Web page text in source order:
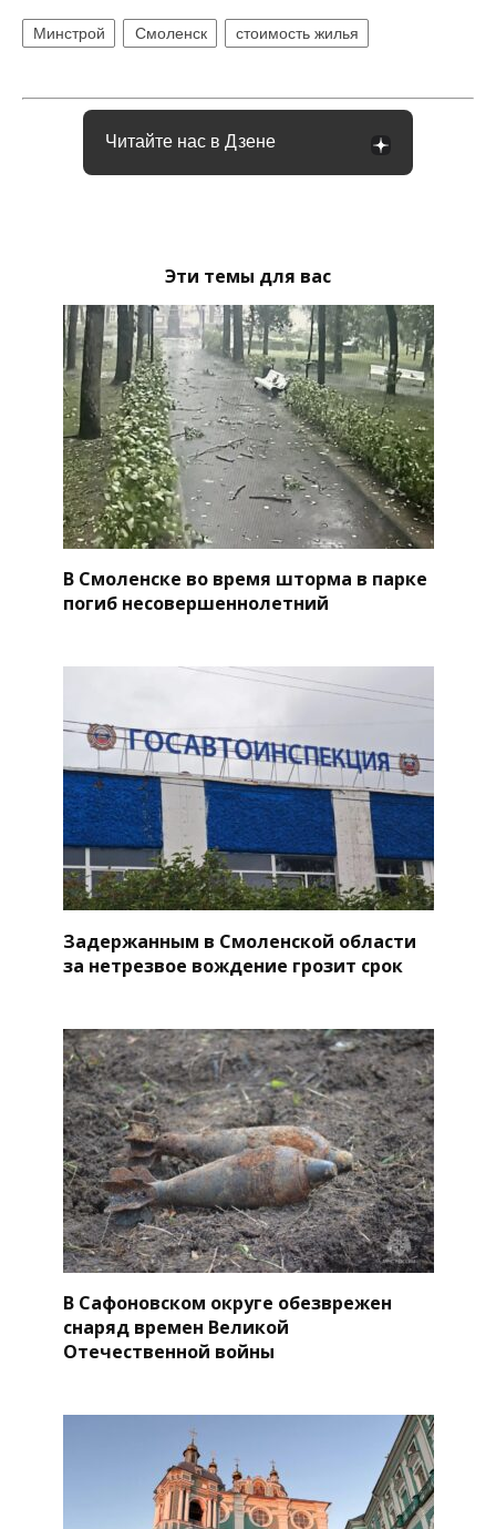
Минстрой Смоленск стоимость жилья
Читайте нас в Дзене
Эти темы для вас
В Смоленске во время шторма в парке
погиб несовершеннолетний
Задержанным в Смоленской области
за нетрезвое вождение грозит срок
В Сафоновском округе обезврежен
снаряд времен Великой
Отечественной войны